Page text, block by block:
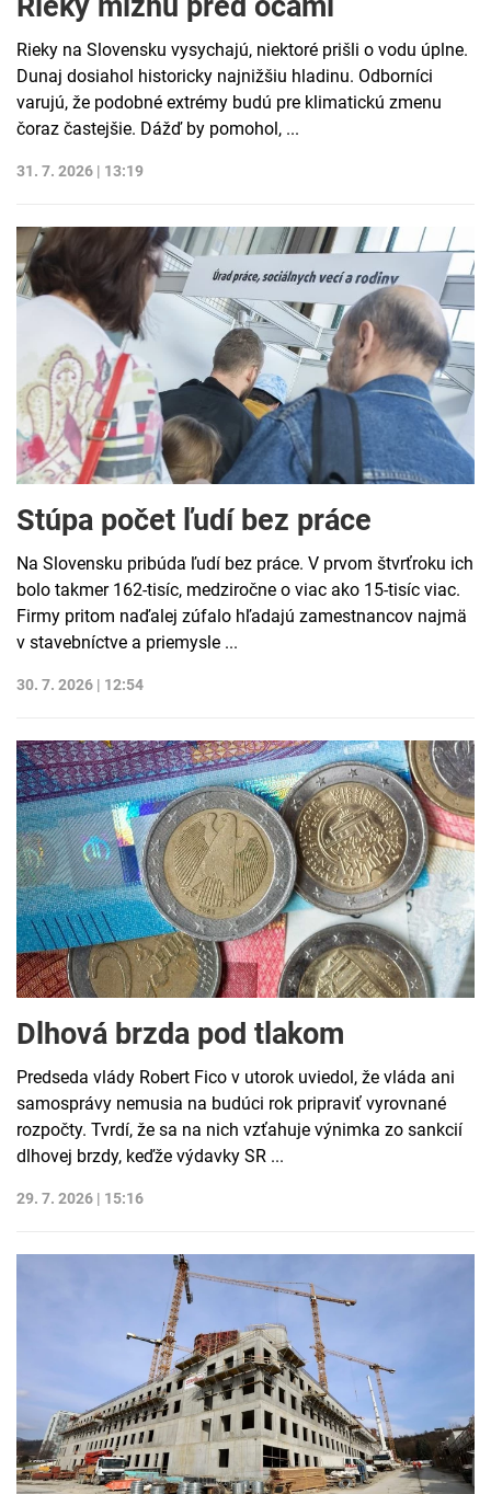
Rieky na Slovensku vysychajú, niektoré prišli o vodu úplne.
Dunaj dosiahol historicky najnižšiu hladinu. Odborníci
varujú, že podobné extrémy budú pre klimatickú zmenu
čoraz častejšie. Dážď by pomohol, ...
31. 7. 2026 | 13:19
Stúpa počet ľudí bez práce
Na Slovensku pribúda ľudí bez práce. V prvom štvrťroku ich
bolo takmer 162-tisíc, medziročne o viac ako 15-tisíc viac.
Firmy pritom naďalej zúfalo hľadajú zamestnancov najmä
v stavebníctve a priemysle ...
30. 7. 2026 | 12:54
Dlhová brzda pod tlakom
Predseda vlády Robert Fico v utorok uviedol, že vláda ani
samosprávy nemusia na budúci rok pripraviť vyrovnané
rozpočty. Tvrdí, že sa na nich vzťahuje výnimka zo sankcií
dlhovej brzdy, keďže výdavky SR ...
29. 7. 2026 | 15:16